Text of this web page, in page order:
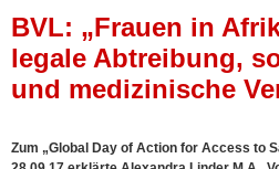
BVL: „Frauen in
legale Abtreibung,
und medizinische
Zum „Global Day of Action for Access to